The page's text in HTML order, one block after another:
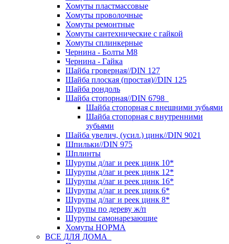
Хомуты пластмассовые
Хомуты проволочные
Хомуты ремонтные
Хомуты сантехнические с гайкой
Хомуты сплинкерные
Чернина - Болты М8
Чернина - Гайка
Шайба гроверная//DIN 127
Шайба плоская (простая)//DIN 125
Шайба рондоль
Шайба стопорная//DIN 6798
Шайба стопорная с внешними зубьями
Шайба стопорная с внутренними
зубьями
Шайба увелич, (усил.) цинк//DIN 9021
Шпильки//DIN 975
Шплинты
Шурупы д/лаг и реек цинк 10*
Шурупы д/лаг и реек цинк 12*
Шурупы д/лаг и реек цинк 16*
Шурупы д/лаг и реек цинк 6*
Шурупы д/лаг и реек цинк 8*
Шурупы по дереву ж/п
Шурупы самонарезающие
Хомуты НОРМА
ВСЕ ДЛЯ ДОМА